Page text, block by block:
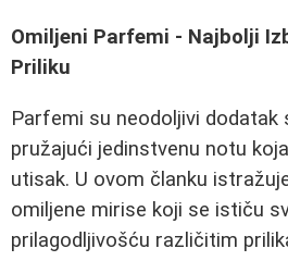
Omiljeni Parfemi - Najbolji
Priliku
Parfemi su neodoljivi dodatak
pružajući jedinstvenu notu
utisak. U ovom članku
omiljene mirise koji se ističu
prilagodljivošću različitim